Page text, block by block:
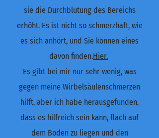
sie die Durchblutung des Bereichs
erhöht. Es ist nicht so schmerzhaft, wie
es sich anhört, und Sie können eines
davon finden.Hier.
Es gibt bei mir nur sehr wenig, was
gegen meine Wirbelsäulenschmerzen
hilft, aber ich habe herausgefunden,
dass es hilfreich sein kann, flach auf
dem Boden zu liegen und den